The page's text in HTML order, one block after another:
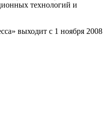
технологий и
выходит с 1 ноября 2008